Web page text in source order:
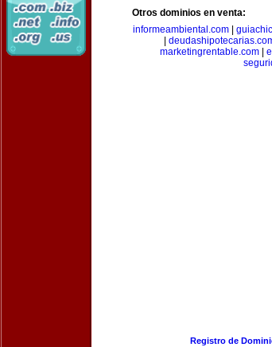
Otros dominios en venta:
informeambiental.com
marketingrentable.com|
Registro de